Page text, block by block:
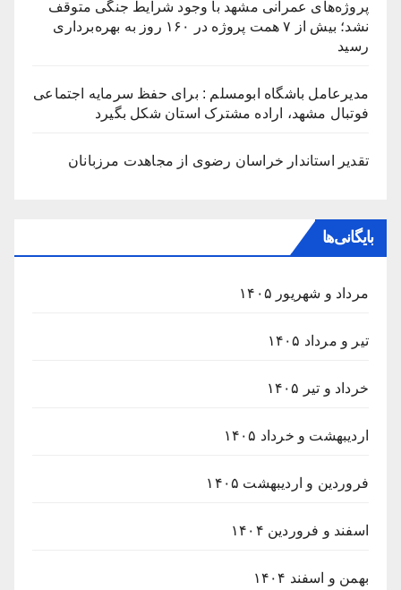
پروژه‌های عمرانی مشهد با وجود شرایط جنگی متوقف
نشد؛ بیش از ۷ همت پروژه در ۱۶۰ روز به بهره‌برداری
رسید
مدیرعامل باشگاه ابومسلم : برای حفظ سرمایه اجتماعی
فوتبال مشهد، اراده مشترک استان شکل بگیرد
تقدیر استاندار خراسان رضوی از مجاهدت مرزبانان
بایگانی‌ها
مرداد و شهریور ۱۴۰۵
تیر و مرداد ۱۴۰۵
خرداد و تیر ۱۴۰۵
اردیبهشت و خرداد ۱۴۰۵
فروردین و اردیبهشت ۱۴۰۵
اسفند و فروردین ۱۴۰۴
بهمن و اسفند ۱۴۰۴